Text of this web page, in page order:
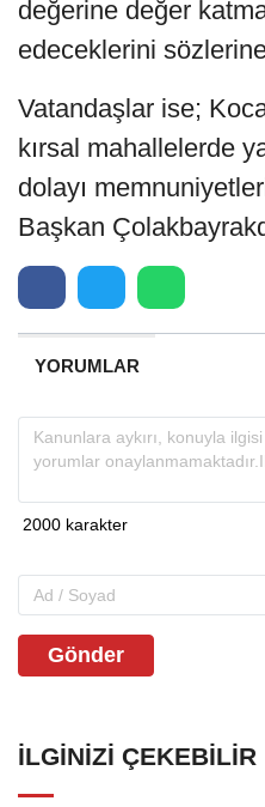
değerine değer
edeceklerini
Vatandaşlar ise;
kırsal mahallelerde
dolayı
Başkan
YORUMLAR
Gönder
İLGINIZI ÇEKEBILIR